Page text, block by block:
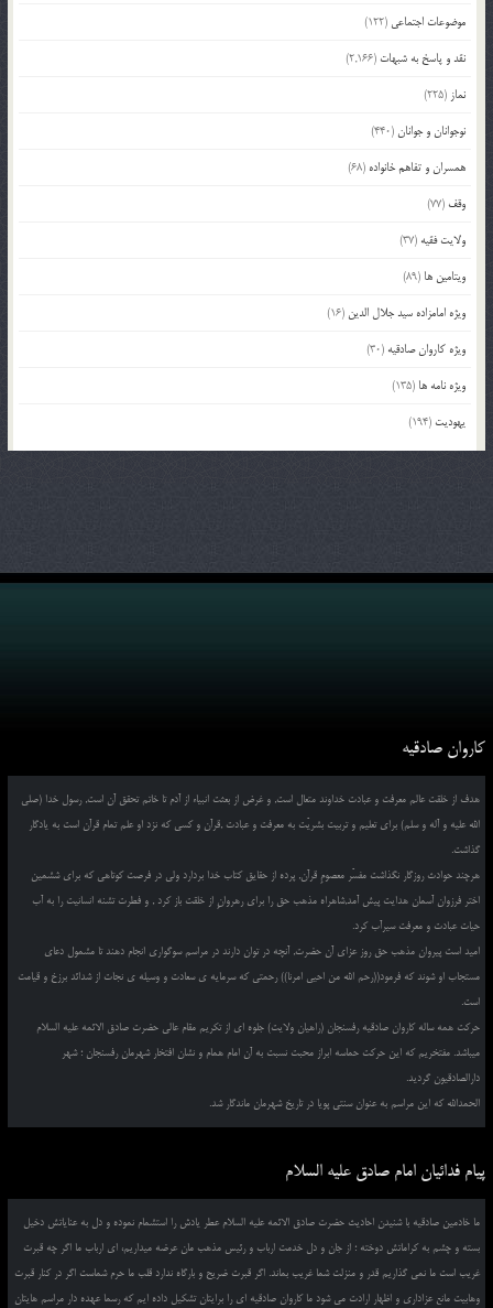
موضوعات اجتماعی (122)
نقد و پاسخ به شبهات (2,166)
نماز (225)
نوجوانان و جوانان(440)
همسران و تفاهم خانواده (68)
وقف (77)
ولایت فقیه (37)
ویتامین ها (89)
ویژه امامزاده سید جلال الدین (16)
ویژه کاروان صادقیه (30)
ویژه نامه ها (135)
یهودیت (194)
کاروان صادقیه
هدف از خلقت عالم معرفت و عبادت خداوند متعال است, و غرض از بعثت انبیاء از آدم تا خاتم تحقق آن است, رسول خدا (صلی
الله علیه و آله و سلم) برای تعلیم و تربیت بشریّت به معرفت و عبادت ,قرآن و کسی که نزد او علم تمام قرآن است به یادگار
گذاشت.
هرچند حوادث روزگار نگذاشت مفسّر معصومِ قرآن, پرده از حقایق کتاب خدا بردارد ولی در فرصت کوتاهی که برای ششمین
اختر فرزوان آسمان هدایت پیش آمد,شاهراه مذهب حق را برای رهروانِ از خلقت باز کرد , و فطرت تشنه انسانیت را به آب
حیات عبادت و معرفت سیرآب کرد.
امید است پیروان مذهب حق روز عزای آن حضرت, آنچه در توان دارند در مراسم سوگواری انجام دهند تا مشمول دعای
مستجاب او شوند که فرمود((رحم الله من احیی امرنا)) رحمتی که سرمایه ی سعادت و وسیله ی نجات از شدائد برزخ و قیامت
است.
حرکت همه ساله کاروان صادقیه رفسنجان (راهیان ولایت) جلوه ای از تکریم مقام عالی حضرت صادق الائمه علیه السلام
میباشد. مفتخریم که این حرکت حماسه ابراز محبت نسبت به آن امام همام و نشان افتخار شهرمان رفسنجان ؛ شهر
دارالصادقیون گردید.
الحمدالله که این مراسم به عنوان سنتی پویا در تاریخ شهرمان ماندگار شد.
پیام فدائیان امام صادق علیه السلام
ما خادمین صادقیه با شنیدن احادیث حضرت صادق الائمه علیه السلام عطر یادش را استشمام نموده و دل به عنایاتش دخیل
بسته و چشم به کراماتش دوخته ؛ از جان و دل خدمت ارباب و رئیس مذهب مان عرضه میداریم، ای ارباب ما اگر چه قبرت
غریب است ما نمی گذاریم قدر و منزلت شما غریب بماند. اگر قبرت ضریح و بارگاه ندارد قلب ما حرم شماست اگر در کنار قبرت
وهابیت مانع عزاداری و اظهار ارادت می شود ما کاروان صادقیه ای را برایتان تشکیل داده ایم که رسما عهده دار مراسم هایتان